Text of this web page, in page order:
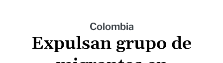
Colombia
Expulsan grupo de